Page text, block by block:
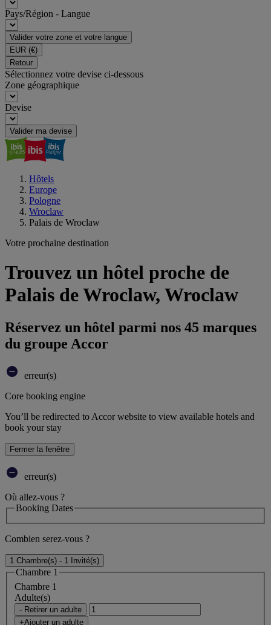
Pays/Région - Langue
Valider votre zone et votre langue
EUR (€)
Retour
Sélectionnez votre devise ci-dessous
Zone géographique
Devise
Valider ma devise
Hôtels
Europe
Pologne
Wroclaw
Palais de Wroclaw
Votre prochaine destination
Trouvez un hôtel proche de
Palais de Wroclaw, Wroclaw
Réservez un hôtel parmi nos 45 marques
du groupe Accor
erreur(s)
Core booking engine
You’ll be redirected to Accor website to view available hotels and
book your stay
Fermer la fenêtre
erreur(s)
Où allez-vous ?
Booking Dates
Combien serez-vous ?
1 Chambre(s) - 1 Invité(s)
Chambre 1
Chambre 1
Adulte(s)
- Retirer un adulte
+Ajouter un adulte